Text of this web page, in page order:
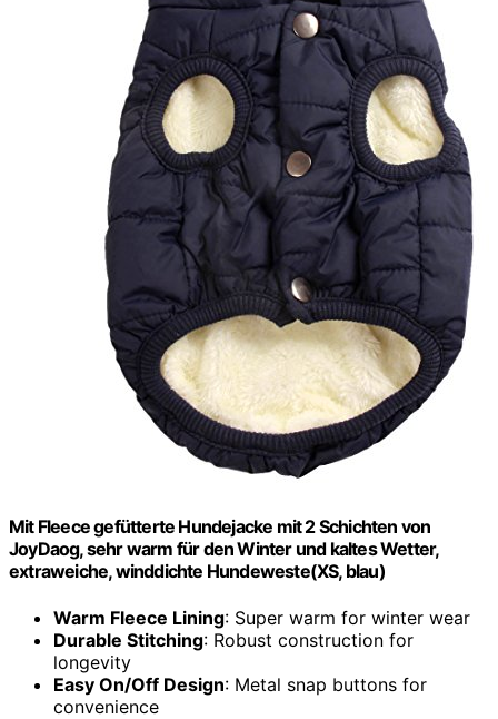
Mit Fleece gefütterte Hundejacke mit 2 Schichten von
JoyDaog, sehr warm für den Winter und kaltes Wetter,
extraweiche, winddichte Hundeweste(XS, blau)
Warm Fleece Lining: Super warm for winter wear
Durable Stitching: Robust construction for
longevity
Easy On/Off Design: Metal snap buttons for
convenience